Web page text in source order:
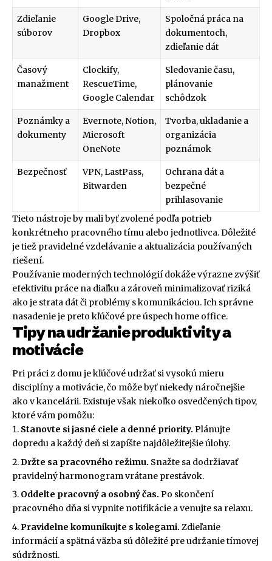
Zdieľanie
súborov
Google Drive,
Dropbox
Spoločná práca na
dokumentoch,
zdieľanie dát
Časový
manažment
Clockify,
RescueTime,
Google Calendar
Sledovanie času,
plánovanie
schôdzok
Poznámky a
dokumenty
Evernote, Notion,
Microsoft
OneNote
Tvorba, ukladanie a
organizácia
poznámok
Bezpečnosť
VPN, LastPass,
Bitwarden
Ochrana dát a
bezpečné
prihlasovanie
Tieto nástroje by mali byť zvolené podľa potrieb
konkrétneho pracovného tímu alebo jednotlivca. Dôležité
je tiež pravidelné vzdelávanie a aktualizácia používaných
riešení.
Používanie moderných technológií dokáže výrazne zvýšiť
efektivitu práce na diaľku a zároveň minimalizovať riziká
ako je strata dát či problémy s komunikáciou. Ich správne
nasadenie je preto kľúčové pre úspech home office.
Tipy na udržanie produktivity a
motivácie
Pri práci z domu je kľúčové udržať si vysokú mieru
disciplíny a motivácie, čo môže byť niekedy náročnejšie
ako v kancelárii. Existuje však niekoľko osvedčených tipov,
ktoré vám pomôžu:
Stanovte si jasné ciele a denné priority. Plánujte
dopredu a každý deň si zapíšte najdôležitejšie úlohy.
Držte sa pracovného režimu. Snažte sa dodržiavať
pravidelný harmonogram vrátane prestávok.
Oddelte pracovný a osobný čas. Po skončení
pracovného dňa si vypnite notifikácie a venujte sa relaxu.
Pravidelne komunikujte s kolegami. Zdieľanie
informácií a spätná väzba sú dôležité pre udržanie tímovej
súdržnosti.